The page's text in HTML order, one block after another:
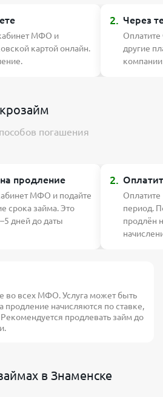
МФО и
картой онлайн.
2. Через
другие
погашения
продление
МФО и подайте
срока займа. Это
дней до даты
2.
период.
продлён
во всех МФО. Услуга может быть
продление начисляются по ставке,
продлевать займ до
в Знаменске